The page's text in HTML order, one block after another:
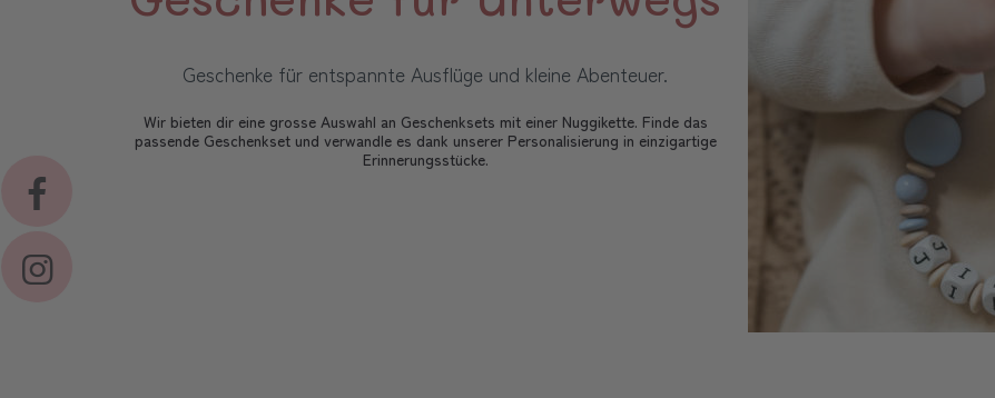
Geschenke für entspannte Ausflüge und kleine Abenteuer.
Wir bieten dir eine grosse Auswahl an Geschenksets mit einer Nuggikette. Finde das
passende Geschenkset und verwandle es dank unserer Personalisierung in einzigartige
Erinnerungsstücke.